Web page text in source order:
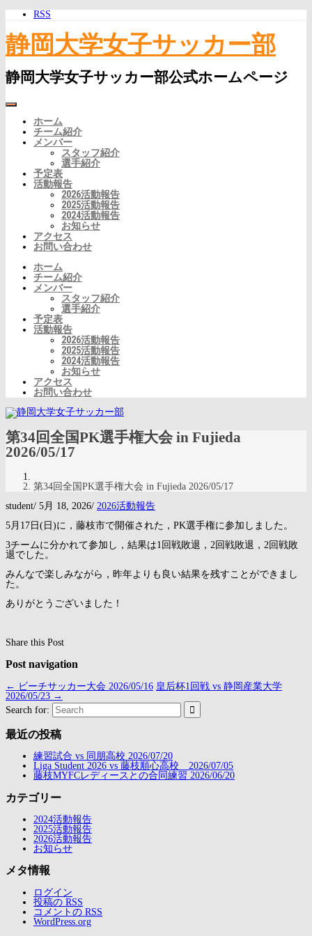
RSS
静岡大学女子サッカー部
静岡大学女子サッカー部公式ホームページ
ホーム
チーム紹介
メンバー
スタッフ紹介
選手紹介
予定表
活動報告
2026活動報告
2025活動報告
2024活動報告
お知らせ
アクセス
お問い合わせ
ホーム
チーム紹介
メンバー
スタッフ紹介
選手紹介
予定表
活動報告
2026活動報告
2025活動報告
2024活動報告
お知らせ
アクセス
お問い合わせ
第34回全国PK選手権大会 in Fujieda
2026/05/17
第34回全国PK選手権大会 in Fujieda 2026/05/17
student/ 5月 18, 2026/ 2026活動報告
5月17日(日)に，藤枝市で開催された，PK選手権に参加しました。
3チームに分かれて参加し，結果は1回戦敗退，2回戦敗退，2回戦敗
退でした。
みんなで楽しみながら，昨年よりも良い結果を残すことができまし
た。
ありがとうございました！
Share this Post
Post navigation
← ビーチサッカー大会 2026/05/16 皇后杯1回戦 vs 静岡産業大学
2026/05/23 →
Search for:
最近の投稿
練習試合 vs 同朋高校 2026/07/20
Liga Student 2026 vs 藤枝順心高校 2026/07/05
藤枝MYFCレディースとの合同練習 2026/06/20
カテゴリー
2024活動報告
2025活動報告
2026活動報告
お知らせ
メタ情報
ログイン
投稿の RSS
コメントの RSS
WordPress.org